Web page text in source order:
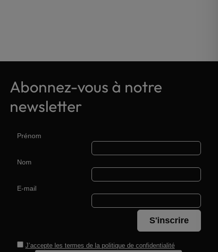
Abonnez-vous à notre
newsletter
Prénom
Nom
E-mail
S'inscrire
J’accepte les termes de la politique de confidentialité